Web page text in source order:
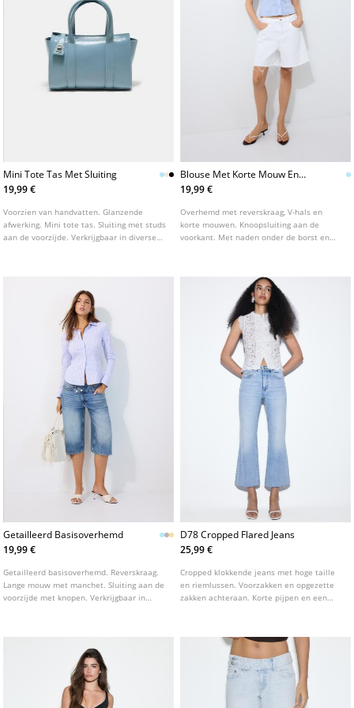
Mini Tote Tas Met Sluiting
19,99 €
Voorzien van handvatten. Glanzende
afwerking. Mini tote tas. Sluiting met studs
aan de voorzijde. Verkrijgbaar in diverse
Blouse Met Korte Mouw En
Empiretaille
19,99 €
Overhemd met reverskraag, V-hals en
korte mouwen. Knoopsluiting aan de
voorkant. Met naden onder de borst en
Getailleerd Basisoverhemd
19,99 €
Getailleerd basisoverhemd. Reverskraag.
Lange mouw met manchet. Sluiting aan de
voorzijde met knopen. Verkrijgbaar in
D78 Cropped Flared Jeans
25,99 €
Cropped klokkende jeans met hoge taille
en riemlussen. Voorzakken en opgezette
zakken achteraan. Korte pijpen en een
verschillende kleuren.